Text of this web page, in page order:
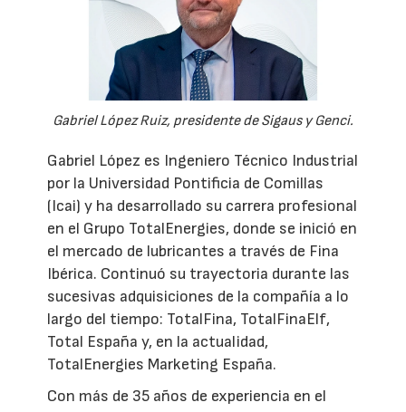
Gabriel López Ruiz, presidente de Sigaus y Genci.
Gabriel López es Ingeniero Técnico Industrial
por la Universidad Pontificia de Comillas
(Icai) y ha desarrollado su carrera profesional
en el Grupo TotalEnergies, donde se inició en
el mercado de lubricantes a través de Fina
Ibérica. Continuó su trayectoria durante las
sucesivas adquisiciones de la compañía a lo
largo del tiempo: TotalFina, TotalFinaElf,
Total España y, en la actualidad,
TotalEnergies Marketing España.
Con más de 35 años de experiencia en el